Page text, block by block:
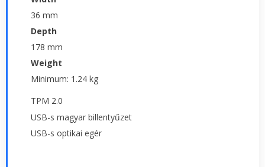
36 mm
Depth
178 mm
Weight
Minimum: 1.24 kg
TPM 2.0
USB-s magyar billentyűzet
USB-s optikai egér